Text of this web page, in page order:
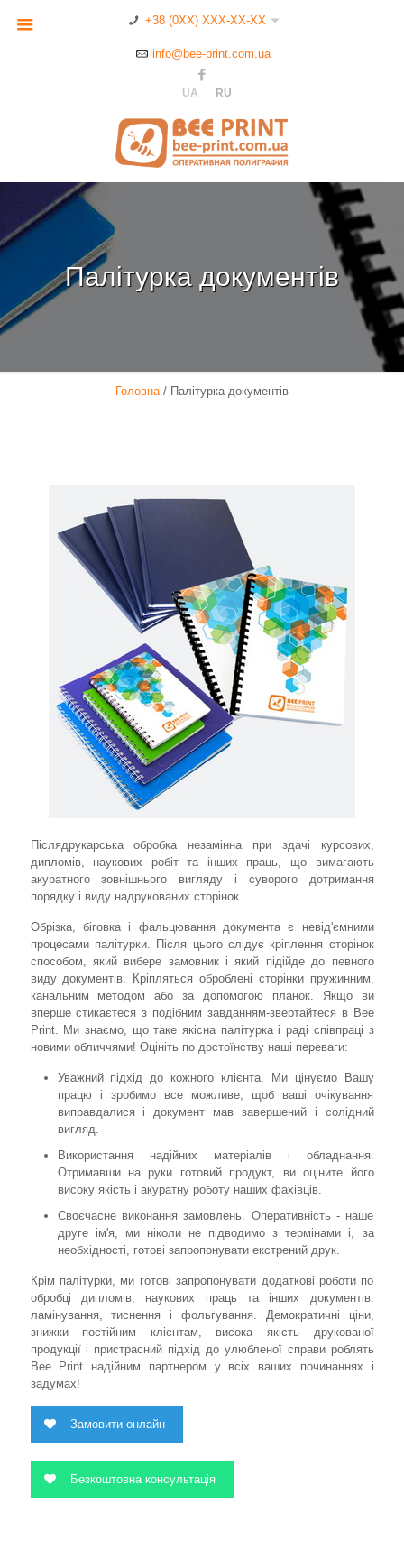
+38 (0XX) XXX-XX-XX
info@bee-print.com.ua
UA RU
Палітурка документів
Головна/ Палітурка документів
Післядрукарська обробка незамінна при здачі курсових,
дипломів, наукових робіт та інших праць, що вимагають
акуратного зовнішнього вигляду і суворого дотримання
порядку і виду надрукованих сторінок.
Обрізка, біговка і фальцювання документа є невід'ємними
процесами палітурки. Після цього слідує кріплення сторінок
способом, який вибере замовник і який підійде до певного
виду документів. Кріпляться оброблені сторінки пружинним,
канальним методом або за допомогою планок. Якщо ви
вперше стикаєтеся з подібним завданням-звертайтеся в Bee
Print. Ми знаємо, що таке якісна палітурка і раді співпраці з
новими обличчями! Оцініть по достоїнству наші переваги:
Уважний підхід до кожного клієнта. Ми цінуємо Вашу
працю і зробимо все можливе, щоб ваші очікування
виправдалися і документ мав завершений і солідний
вигляд.
Використання надійних матеріалів і обладнання.
Отримавши на руки готовий продукт, ви оціните його
високу якість і акуратну роботу наших фахівців.
Своєчасне виконання замовлень. Оперативність - наше
друге ім'я, ми ніколи не підводимо з термінами і, за
необхідності, готові запропонувати екстрений друк.
Крім палітурки, ми готові запропонувати додаткові роботи по
обробці дипломів, наукових праць та інших документів:
ламінування, тиснення і фольгування. Демократичні ціни,
знижки постійним клієнтам, висока якість друкованої
продукції і пристрасний підхід до улюбленої справи роблять
Bee Print надійним партнером у всіх ваших починаннях і
задумах!
Замовити онлайн
Безкоштовна консультація